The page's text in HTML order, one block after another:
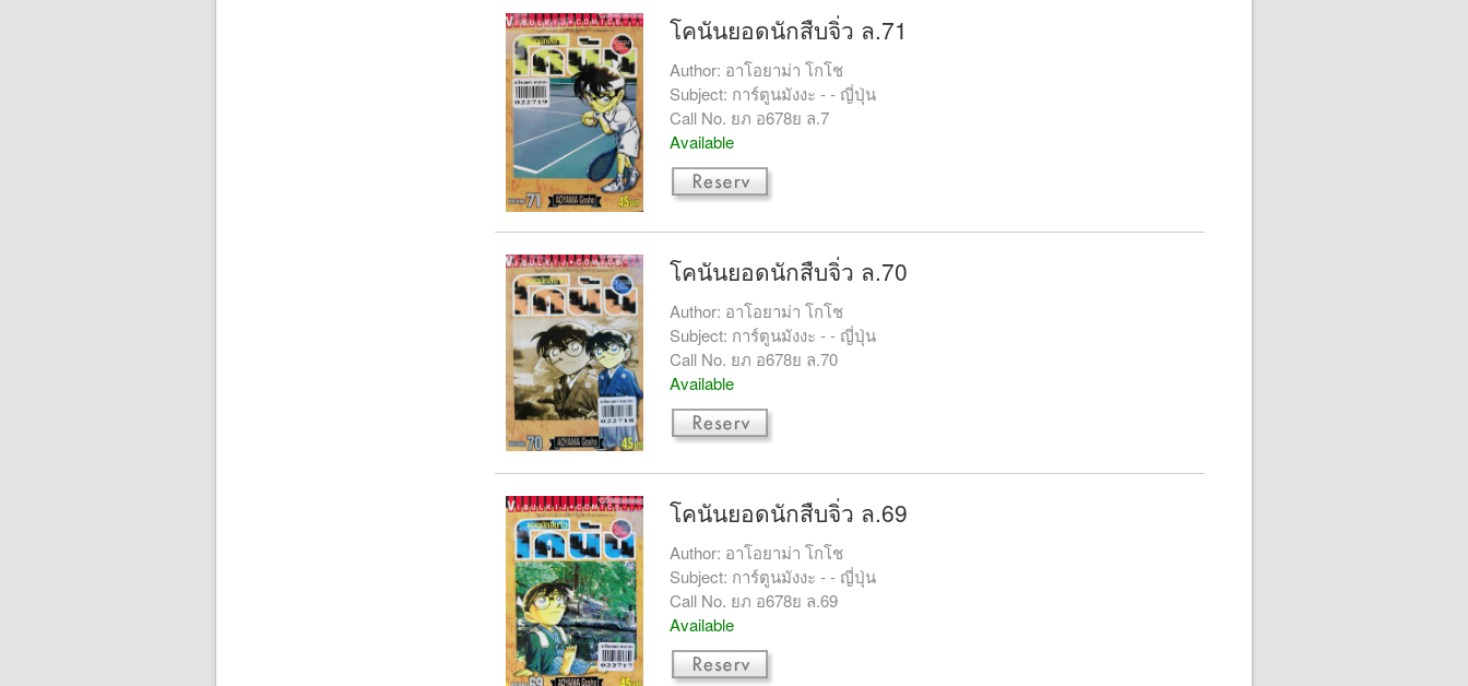
โคนันยอดนักสืบจิ่ว ล.71
Author: อาโอยาม่า โกโช
Subject: การ์ตูนมังงะ - - ญี่ปุ่น
Call No. ยภ อ678ย ล.7
Available
โคนันยอดนักสืบจิ่ว ล.70
Author: อาโอยาม่า โกโช
Subject: การ์ตูนมังงะ - - ญี่ปุ่น
Call No. ยภ อ678ย ล.70
Available
โคนันยอดนักสืบจิ่ว ล.69
Author: อาโอยาม่า โกโช
Subject: การ์ตูนมังงะ - - ญี่ปุ่น
Call No. ยภ อ678ย ล.69
Available